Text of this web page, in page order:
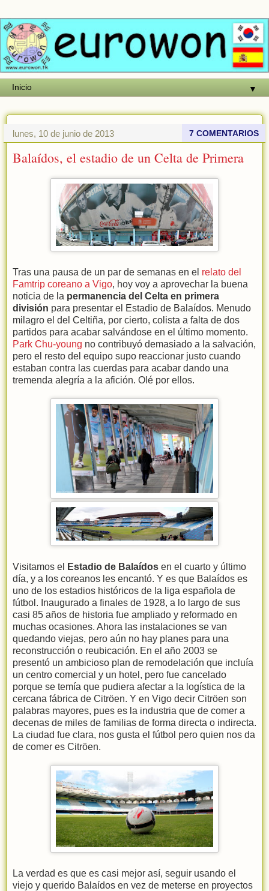
▼
lunes, 10 de junio de 2013 7 COMENTARIOS
Balaídos, el estadio de un Celta de Primera
Tras una pausa de un par de semanas en el relato del
Famtrip coreano a Vigo, hoy voy a aprovechar la buena
noticia de la permanencia del Celta en primera
división para presentar el Estadio de Balaídos. Menudo
milagro el del Celtiña, por cierto, colista a falta de dos
partidos para acabar salvándose en el último momento.
Park Chu-young no contribuyó demasiado a la salvación,
pero el resto del equipo supo reaccionar justo cuando
estaban contra las cuerdas para acabar dando una
tremenda alegría a la afición. Olé por ellos.
Visitamos el Estadio de Balaídos en el cuarto y último
día, y a los coreanos les encantó. Y es que Balaídos es
uno de los estadios históricos de la liga española de
fútbol. Inaugurado a finales de 1928, a lo largo de sus
casi 85 años de historia fue ampliado y reformado en
muchas ocasiones. Ahora las instalaciones se van
quedando viejas, pero aún no hay planes para una
reconstrucción o reubicación. En el año 2003 se
presentó un ambicioso plan de remodelación que incluía
un centro comercial y un hotel, pero fue cancelado
porque se temía que pudiera afectar a la logística de la
cercana fábrica de Citröen. Y en Vigo decir Citröen son
palabras mayores, pues es la industria que de comer a
decenas de miles de familias de forma directa o indirecta.
La ciudad fue clara, nos gusta el fútbol pero quien nos da
de comer es Citröen.
La verdad es que es casi mejor así, seguir usando el
viejo y querido Balaídos en vez de meterse en proyectos